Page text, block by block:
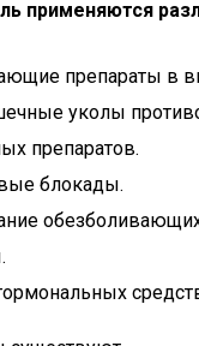
применяются
препараты в
уколы
препаратов.
блокады.